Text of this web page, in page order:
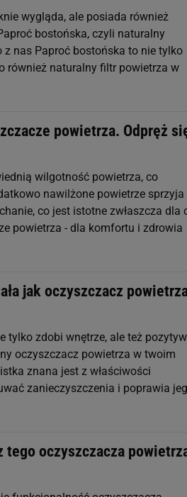
wygląda, ale posiada również
bostońska, czyli naturalny
nas Paproć bostońska to nie tylko
również naturalny filtr powietrza w
powietrza. Odpręż
wilgotność powietrza, co
nawilżone powietrze sprzyja
co jest istotne zwłaszcza dla
powietrza - dla komfortu i zdrowia
jak oczyszczacz
tylko zdobi wnętrze, ale też
oczyszczacz powietrza w twoim
znana jest z właściwości
zanieczyszczenia i poprawia
oczyszczacza